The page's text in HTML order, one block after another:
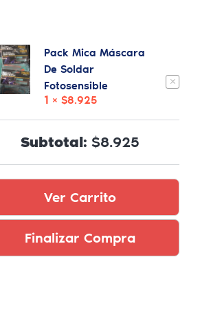
Pack Mica Máscara
De Soldar
Fotosensible
1 × $8.925
Subtotal: $8.925
Ver Carrito
Finalizar Compra
Ver carrito